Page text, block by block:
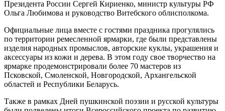
Президента России Сергей Кириенко, министр культуры РФ
Ольга Любимова и руководство Витебского облисполкома.
Официальные лица вместе с гостями праздника прогулялись
по территории ремесленной ярмарки, где были представлены
изделия народных промыслов, авторские куклы, украшения и
аксессуары из кожи и дерева. В этом году свое творчество на
ярмарке продемонстрировали более 70 мастеров из
Псковской, Смоленской, Новгородской, Архангельской
областей и Республики Беларусь.
Также в рамках Дней пушкинской поэзии и русской культуры